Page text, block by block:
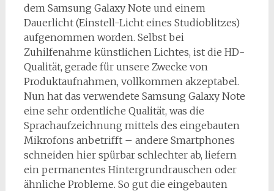
dem Samsung Galaxy Note und einem
Dauerlicht (Einstell-Licht eines Studioblitzes)
aufgenommen worden. Selbst bei
Zuhilfenahme künstlichen Lichtes, ist die HD-
Qualität, gerade für unsere Zwecke von
Produktaufnahmen, vollkommen akzeptabel.
Nun hat das verwendete Samsung Galaxy Note
eine sehr ordentliche Qualität, was die
Sprachaufzeichnung mittels des eingebauten
Mikrofons anbetrifft – andere Smartphones
schneiden hier spürbar schlechter ab, liefern
ein permanentes Hintergrundrauschen oder
ähnliche Probleme. So gut die eingebauten